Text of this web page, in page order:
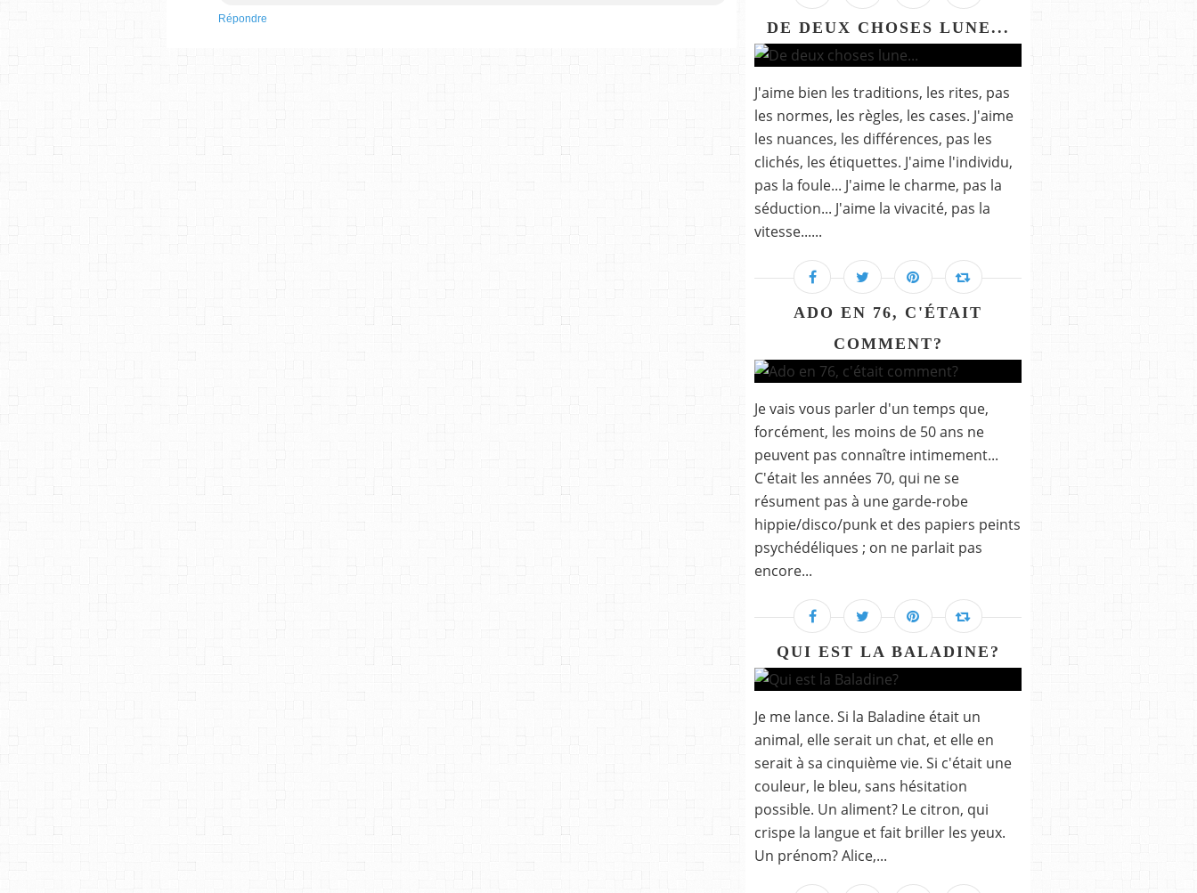
Répondre DE DEUX CHOSES LUNE...
J'aime bien les traditions, les rites, pas
les normes, les règles, les cases. J'aime
les nuances, les différences, pas les
clichés, les étiquettes. J'aime l'individu,
pas la foule... J'aime le charme, pas la
séduction... J'aime la vivacité, pas la
vitesse......
ADO EN 76, C'ÉTAIT
COMMENT?
Je vais vous parler d'un temps que,
forcément, les moins de 50 ans ne
peuvent pas connaître intimement...
C'était les années 70, qui ne se
résument pas à une garde-robe
hippie/disco/punk et des papiers peints
psychédéliques ; on ne parlait pas
encore...
QUI EST LA BALADINE?
Je me lance. Si la Baladine était un
animal, elle serait un chat, et elle en
serait à sa cinquième vie. Si c'était une
couleur, le bleu, sans hésitation
possible. Un aliment? Le citron, qui
crispe la langue et fait briller les yeux.
Un prénom? Alice,...